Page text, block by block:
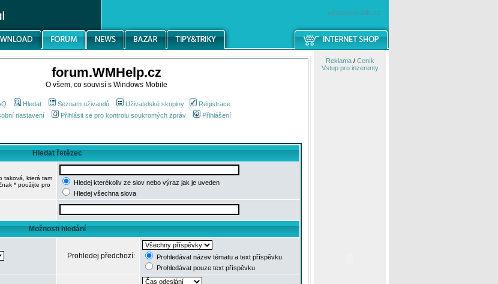
windowsmobile.cz
forum.WMHelp.cz
O všem, co souvisí s Windows Mobile
Hledat Seznam uživatelů Uživatelské skupiny
Registrace
nastavení
Přihlásit se pro kontrolu soukromých zpráv Přihlášení
Hledat řetězec
taková, která tam
* použijte pro
Hledej kterékoliv ze slov nebo výraz jak je uveden
Hledej všechna slova
Možnosti hledání
Prohledej předchozí:
Prohledávat název tématu a text příspěvku
Prohledávat pouze text příspěvku
Reklama/ Ceník
Vstup pro inzerenty